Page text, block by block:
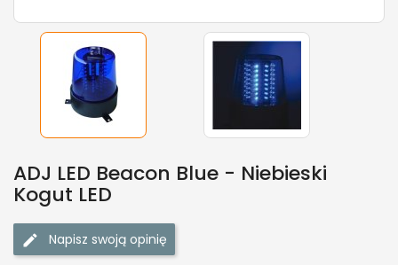
ADJ LED Beacon Blue - Niebieski
Kogut LED
Napisz swoją opinię